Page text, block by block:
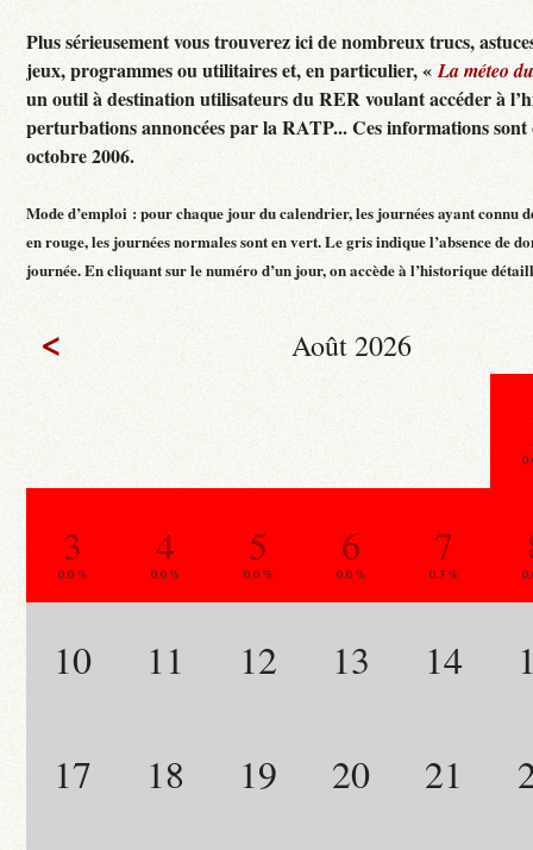
Plus sérieusement vous trouverez ici de nombreux trucs,
jeux, programmes ou utilitaires et, en particulier, «La méteo
un outil à destination utilisateurs du RER voulant accéder à
perturbations annoncées par la RATP... Ces informations sont
octobre 2006.
Mode d’emploi : pour chaque jour du calendrier, les journées ayant connu
en rouge, les journées normales sont en vert. Le gris indique l’absence de
journée. En cliquant sur le numéro d’un jour, on accède à l’historique
< Août 2026
3
0.0 %
4
0.0 %
5
0.0 %
6
0.0 %
7
0.3 %
10 11 12 13 14
17 18 19 20 21